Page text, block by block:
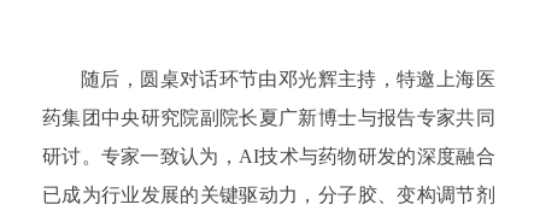
随后，圆桌对话环节由邓光辉主持，特邀上海医
药集团中央研究院副院长夏广新博士与报告专家共同
研讨。专家一致认为，AI技术与药物研发的深度融合
已成为行业发展的关键驱动力，分子胶、变构调节剂